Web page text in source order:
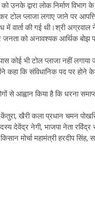
उनके द्वारा लोक निर्माण
प्लाजा लगाए जाने पर
वार्ता की गई थी।श्री अग्रवाल
को अनावश्यक आर्थिक बोझ
कोई भी टोल प्लाजा नहीं लगाया
कहा कि संविधानिक पद पर होने
से आह्वान किया है कि धरना
खैरी कला प्रधान चमन
देवेंद्र नेगी, भाजपा नेता रविंद्र
मोर्चा महामंत्री हरदीप सिंह,